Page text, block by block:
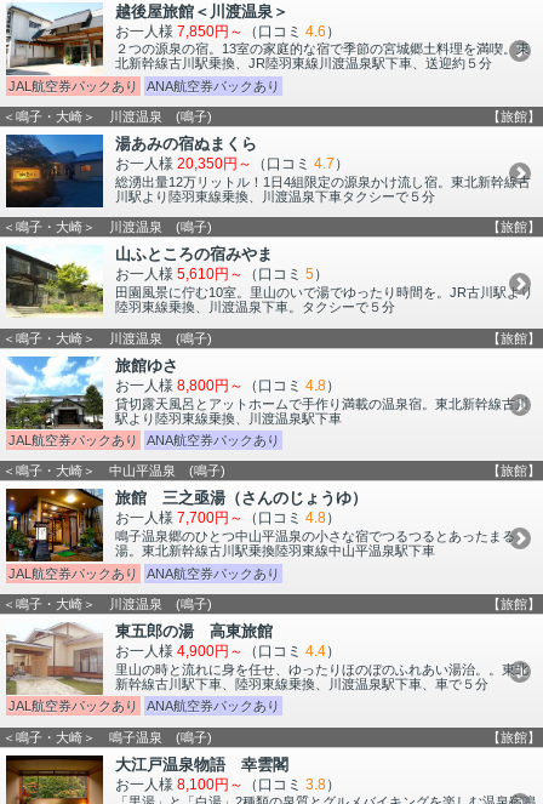
越後屋旅館＜川渡温泉＞
お一人様 7,850円～ （口コミ 4.6 ）
２つの源泉の宿。13室の家庭的な宿で季節の宮城郷土料理を満喫。東
北新幹線古川駅乗換、JR陸羽東線川渡温泉駅下車、送迎約５分
JAL航空券パックあり
ANA航空券パックあり
＜鳴子・大崎＞ 川渡温泉 (鳴子) 【旅館】
湯あみの宿ぬまくら
お一人様 20,350円～ （口コミ 4.7 ）
総湧出量12万リットル！1日4組限定の源泉かけ流し宿。東北新幹線古
川駅より陸羽東線乗換、川渡温泉下車タクシーで５分
＜鳴子・大崎＞ 川渡温泉 (鳴子) 【旅館】
山ふところの宿みやま
お一人様 5,610円～ （口コミ 5）
田園風景に佇む10室。里山のいで湯でゆったり時間を。JR古川駅より
陸羽東線乗換、川渡温泉下車。タクシーで５分
＜鳴子・大崎＞ 川渡温泉 (鳴子) 【旅館】
旅館ゆさ
お一人様 8,800円～ （口コミ 4.8）
貸切露天風呂とアットホームで手作り満載の温泉宿。東北新幹線古川
駅より陸羽東線乗換、川渡温泉駅下車
JAL航空券パックあり
ANA航空券パックあり
＜鳴子・大崎＞ 中山平温泉 (鳴子) 【旅館】
旅館 三之亟湯（さんのじょうゆ）
お一人様 7,700円～ （口コミ 4.8）
鳴子温泉郷のひとつ中山平温泉の小さな宿でつるつるとあったまる
湯。東北新幹線古川駅乗換陸羽東線中山平温泉駅下車
JAL航空券パックあり
ANA航空券パックあり
＜鳴子・大崎＞ 川渡温泉 (鳴子) 【旅館】
東五郎の湯 高東旅館
お一人様 4,900円～ （口コミ 4.4）
里山の時と流れに身を任せ、ゆったりほのぼのふれあい湯治。。東北
新幹線古川駅下車、陸羽東線乗換、川渡温泉駅下車、車で５分
JAL航空券パックあり
ANA航空券パックあり
＜鳴子・大崎＞ 鳴子温泉 (鳴子) 【旅館】
大江戸温泉物語 幸雲閣
お一人様 8,100円～ （口コミ 3.8）